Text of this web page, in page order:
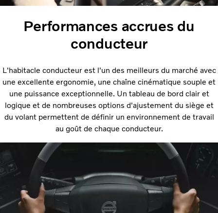
Performances accrues du
conducteur
L'habitacle conducteur est l'un des meilleurs du marché avec
une excellente ergonomie, une chaîne cinématique souple et
une puissance exceptionnelle. Un tableau de bord clair et
logique et de nombreuses options d'ajustement du siège et
du volant permettent de définir un environnement de travail
au goût de chaque conducteur.